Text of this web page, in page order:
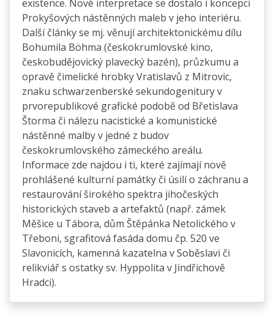
existence. Nové interpretace se dostalo i koncepci
Prokyšových nástěnných maleb v jeho interiéru.
Další články se mj. věnují architektonickému dílu
Bohumila Böhma (českokrumlovské kino,
českobudějovický plavecký bazén), průzkumu a
opravě čimelické hrobky Vratislavů z Mitrovic,
znaku schwarzenberské sekundogenitury v
prvorepublikové grafické podobě od Břetislava
Štorma či nálezu nacistické a komunistické
nástěnné malby v jedné z budov
českokrumlovského zámeckého areálu.
Informace zde najdou i ti, které zajímají nově
prohlášené kulturní památky či úsilí o záchranu a
restaurování širokého spektra jihočeských
historických staveb a artefaktů (např. zámek
Měšice u Tábora, dům Štěpánka Netolického v
Třeboni, sgrafitová fasáda domu čp. 520 ve
Slavonicích, kamenná kazatelna v Soběslavi či
relikviář s ostatky sv. Hyppolita v Jindřichově
Hradci).